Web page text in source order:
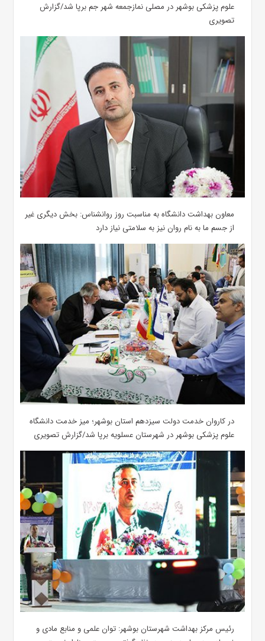
علوم پزشکی بوشهر در مصلی نمازجمعه شهر جم برپا شد/گزارش
تصویری
معاون بهداشت دانشگاه به مناسبت روز روانشناس: بخش دیگری غیر
از جسم ما به نام روان نیز به سلامتی نیاز دارد
در کاروان خدمت دولت سیزدهم استان بوشهر؛ میز خدمت دانشگاه
علوم پزشکی بوشهر در شهرستان عسلویه برپا شد/گزارش تصویری
رئیس مرکز بهداشت شهرستان بوشهر: توان علمی و منابع مادی و